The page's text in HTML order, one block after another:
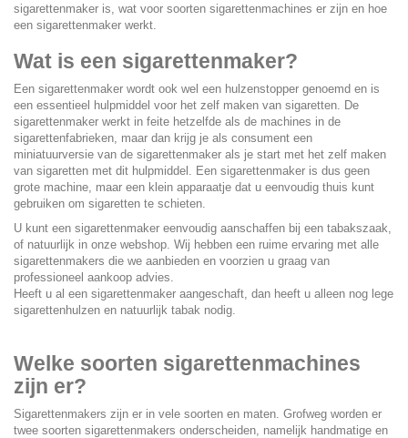
sigarettenmaker is, wat voor soorten sigarettenmachines er zijn en hoe
een sigarettenmaker werkt.
Wat is een sigarettenmaker?
Een sigarettenmaker wordt ook wel een hulzenstopper genoemd en is
een essentieel hulpmiddel voor het zelf maken van sigaretten. De
sigarettenmaker werkt in feite hetzelfde als de machines in de
sigarettenfabrieken, maar dan krijg je als consument een
miniatuurversie van de sigarettenmaker als je start met het zelf maken
van sigaretten met dit hulpmiddel. Een sigarettenmaker is dus geen
grote machine, maar een klein apparaatje dat u eenvoudig thuis kunt
gebruiken om sigaretten te schieten.
U kunt een sigarettenmaker eenvoudig aanschaffen bij een tabakszaak,
of natuurlijk in onze webshop. Wij hebben een ruime ervaring met alle
sigarettenmakers die we aanbieden en voorzien u graag van
professioneel aankoop advies.
Heeft u al een sigarettenmaker aangeschaft, dan heeft u alleen nog lege
sigarettenhulzen en natuurlijk tabak nodig.
Welke soorten sigarettenmachines
zijn er?
Sigarettenmakers zijn er in vele soorten en maten. Grofweg worden er
twee soorten sigarettenmakers onderscheiden, namelijk handmatige en